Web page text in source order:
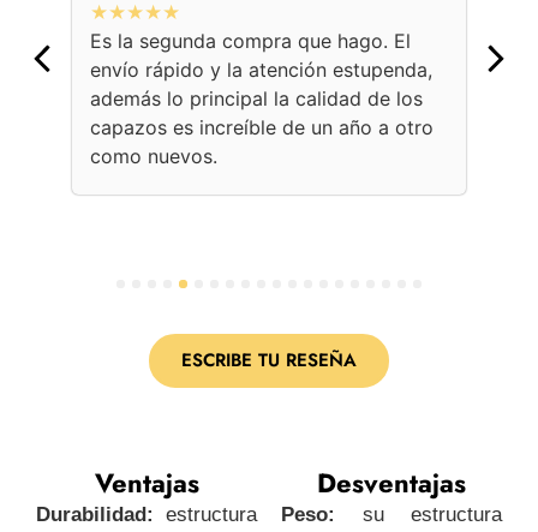
★★★★★
Es la segunda compra que hago. El
envío rápido y la atención estupenda,
además lo principal la calidad de los
capazos es increíble de un año a otro
como nuevos.
9
ESCRIBE TU RESEÑA
Ventajas
Durabilidad:
estructura
Desventajas
Peso:
su estructura